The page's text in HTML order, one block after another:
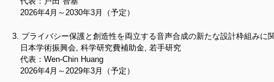
2026年4月～2030年3月（予定）
プライバシー保護と創造性を両立する音声合成の新たな設計枠組みに
日本学術振興会, 科学研究費補助金, 若手研究
代表：Wen-Chin Huang
2026年4月～2029年3月（予定）